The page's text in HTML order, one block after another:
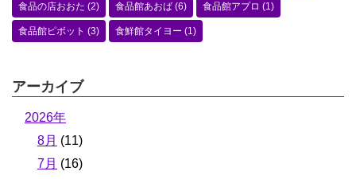
食品の店おおた (2) 食品館あおば (6) 食品館アプロ (1)
食品館ピボット (3) 食鮮館タイヨー (1)
アーカイブ
2026年
8月 (11)
7月 (16)